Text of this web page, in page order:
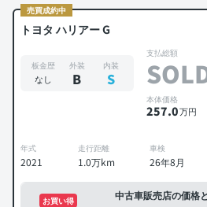
売買成約中
トヨタ ハリアー G
板金歴
なし
外装
B
内装
S
支払総額
本体価格
257.0万円
年式
2021
走行距離
1.0万km
車検
26年8月
中古車販売店の価格
お買い得